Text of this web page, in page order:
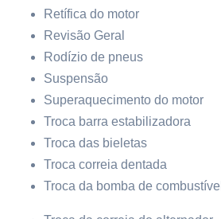
Retífica do motor
Revisão Geral
Rodízio de pneus
Suspensão
Superaquecimento do motor
Troca barra estabilizadora
Troca das bieletas
Troca correia dentada
Troca da bomba de combustível